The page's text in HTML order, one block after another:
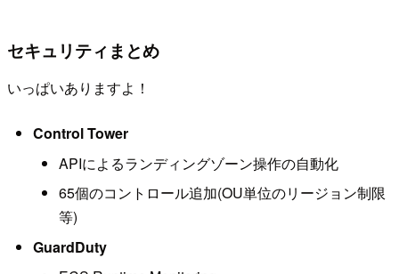
セキュリティまとめ
いっぱいありますよ！
Control Tower
APIによるランディングゾーン操作の自動化
65個のコントロール追加(OU単位のリージョン制限
等)
GuardDuty